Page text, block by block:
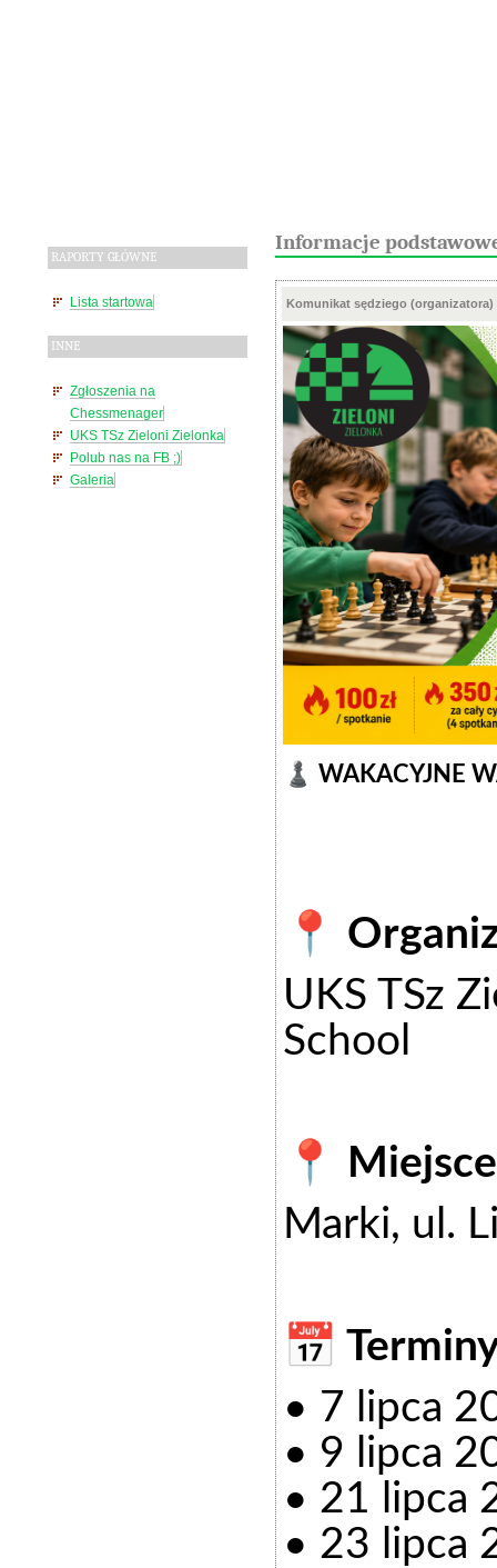
RAPORTY GŁÓWNE
Lista startowa
INNE
Zgłoszenia na
Chessmenager
UKS TSz Zieloni Zielonka
Polub nas na FB ;)
Galeria
Informacje
Komunikat sędziego (organizatora)
♟️ WAKACYJNE
📍
UKS TSz
School
📍 Miejsce
Marki, ul.
📅
• 7 lipca
• 9 lipca
• 21 lipca
• 23 lipca